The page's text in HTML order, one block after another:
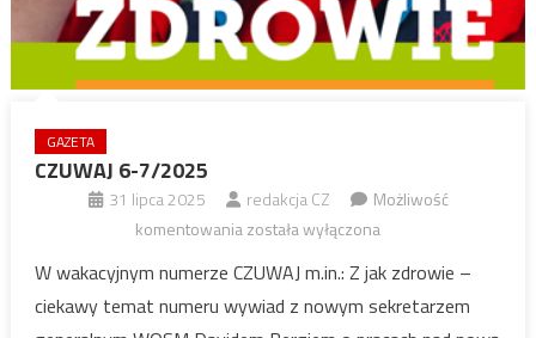
GAZETA
CZUWAJ 6-7/2025
31 lipca 2025 redakcja CZ
Możliwość
komentowaniaCZUWAJ
7/2025
została wyłączona
W wakacyjnym numerze CZUWAJ m.in.: Z jak zdrowie –
ciekawy temat numeru wywiad z nowym sekretarzem